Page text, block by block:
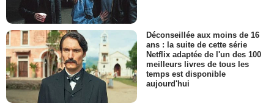
Déconseillée aux moins de 16
ans : la suite de cette série
Netflix adaptée de l'un des 100
meilleurs livres de tous les
temps est disponible
aujourd'hui